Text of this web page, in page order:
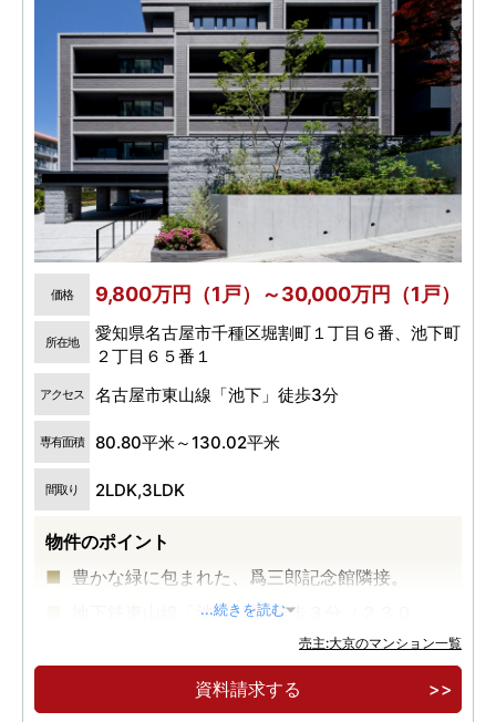
価格 9,800万円（1戸）～30,000万円（1戸）
所在地
愛知県名古屋市千種区堀割町１丁目６番、池下町
２丁目６５番１
アクセス 名古屋市東山線「池下」徒歩3分
専有面積 80.80平米～130.02平米
間取り 2LDK,3LDK
物件のポイント
豊かな緑に包まれた、爲三郎記念館隣接。
地下鉄東山線「池下」駅 徒歩３分（２３０
ｍ）・「覚王山」駅 徒歩７分（５１０ｍ）
平地式駐車場 設置率１００％（全６４戸に対し
６４戸設置）
...続きを読む
売主:大京のマンション一覧
資料請求する